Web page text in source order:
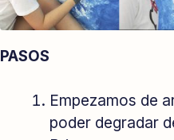
PASOS
Empezamos de
poder degradar